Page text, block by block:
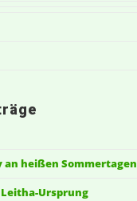
an heißen Sommertagen
Ursprung